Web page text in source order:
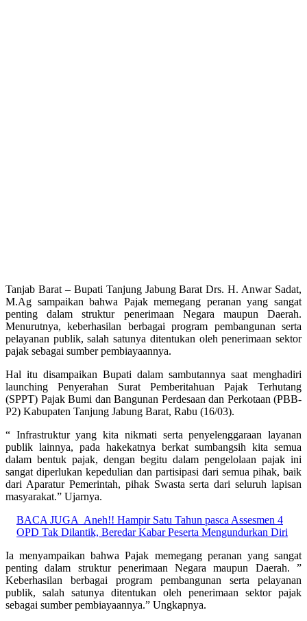
Tanjab Barat – Bupati Tanjung Jabung Barat Drs. H. Anwar Sadat,
M.Ag sampaikan bahwa Pajak memegang peranan yang sangat
penting dalam struktur penerimaan Negara maupun Daerah.
Menurutnya, keberhasilan berbagai program pembangunan serta
pelayanan publik, salah satunya ditentukan oleh penerimaan sektor
pajak sebagai sumber pembiayaannya.
Hal itu disampaikan Bupati dalam sambutannya saat menghadiri
launching Penyerahan Surat Pemberitahuan Pajak Terhutang
(SPPT) Pajak Bumi dan Bangunan Perdesaan dan Perkotaan (PBB-
P2) Kabupaten Tanjung Jabung Barat, Rabu (16/03).
“ Infrastruktur yang kita nikmati serta penyelenggaraan layanan
publik lainnya, pada hakekatnya berkat sumbangsih kita semua
dalam bentuk pajak, dengan begitu dalam pengelolaan pajak ini
sangat diperlukan kepedulian dan partisipasi dari semua pihak, baik
dari Aparatur Pemerintah, pihak Swasta serta dari seluruh lapisan
masyarakat.” Ujarnya.
BACA JUGA Aneh!! Hampir Satu Tahun pasca Assesmen 4
OPD Tak Dilantik, Beredar Kabar Peserta Mengundurkan Diri
Ia menyampaikan bahwa Pajak memegang peranan yang sangat
penting dalam struktur penerimaan Negara maupun Daerah. ”
Keberhasilan berbagai program pembangunan serta pelayanan
publik, salah satunya ditentukan oleh penerimaan sektor pajak
sebagai sumber pembiayaannya.” Ungkapnya.